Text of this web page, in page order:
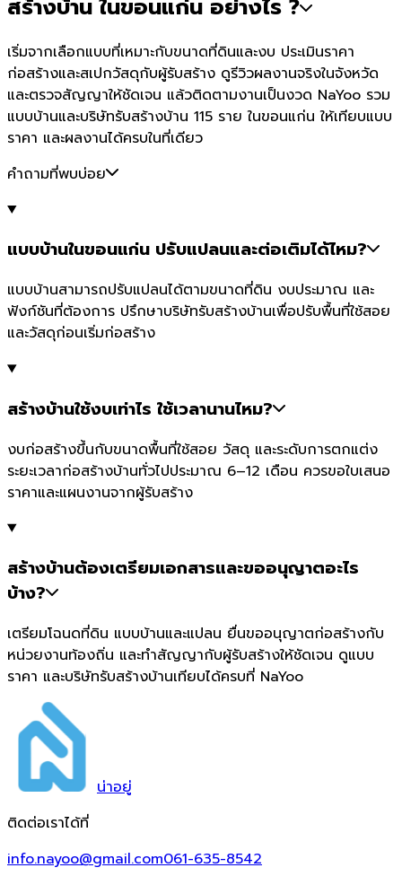
สร้างบ้าน ในขอนแก่น อย่างไร ?
เริ่มจากเลือกแบบที่เหมาะกับขนาดที่ดินและงบ ประเมินราคา
ก่อสร้างและสเปกวัสดุกับผู้รับสร้าง ดูรีวิวผลงานจริงในจังหวัด
และตรวจสัญญาให้ชัดเจน แล้วติดตามงานเป็นงวด NaYoo รวม
แบบบ้านและบริษัทรับสร้างบ้าน 115 ราย ในขอนแก่น ให้เทียบแบบ
ราคา และผลงานได้ครบในที่เดียว
คำถามที่พบบ่อย
แบบบ้านในขอนแก่น ปรับแปลนและต่อเติมได้ไหม?
แบบบ้านสามารถปรับแปลนได้ตามขนาดที่ดิน งบประมาณ และ
ฟังก์ชันที่ต้องการ ปรึกษาบริษัทรับสร้างบ้านเพื่อปรับพื้นที่ใช้สอย
และวัสดุก่อนเริ่มก่อสร้าง
สร้างบ้านใช้งบเท่าไร ใช้เวลานานไหม?
งบก่อสร้างขึ้นกับขนาดพื้นที่ใช้สอย วัสดุ และระดับการตกแต่ง
ระยะเวลาก่อสร้างบ้านทั่วไปประมาณ 6–12 เดือน ควรขอใบเสนอ
ราคาและแผนงานจากผู้รับสร้าง
สร้างบ้านต้องเตรียมเอกสารและขออนุญาตอะไร
บ้าง?
เตรียมโฉนดที่ดิน แบบบ้านและแปลน ยื่นขออนุญาตก่อสร้างกับ
หน่วยงานท้องถิ่น และทำสัญญากับผู้รับสร้างให้ชัดเจน ดูแบบ
ราคา และบริษัทรับสร้างบ้านเทียบได้ครบที่ NaYoo
น่าอยู่
ติดต่อเราได้ที่
info.nayoo@gmail.com061-635-8542